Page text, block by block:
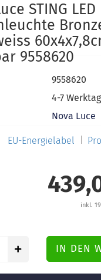
STING LED
9558620
9558620
4-7
Nova Luce
EU-Energielabel
inkl.